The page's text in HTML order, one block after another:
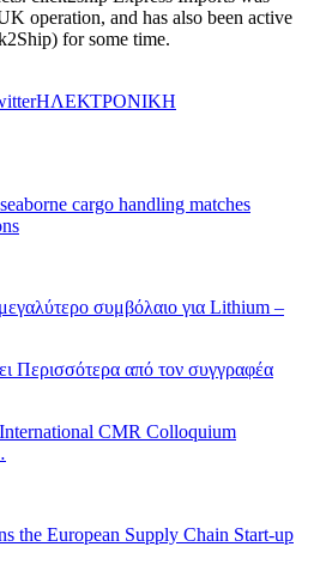
operation, and has also been active
for some time.
ΗΛΕΚΤΡΟΝΙΚΗ
cargo handling matches
συμβόλαιο για Lithium –
Περισσότερα από τον συγγραφέα
CMR Colloquium
the European Supply Chain Start-up